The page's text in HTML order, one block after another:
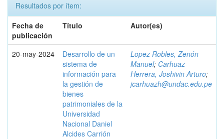
Resultados por ítem:
Fecha de
publicación
Título Autor(es)
20-may-2024
Desarrollo de un
sistema de
información para
la gestión de
bienes
patrimoniales de la
Universidad
Nacional Daniel
Alcides Carrión
Lopez Robles, Zenón
Manuel; Carhuaz
Herrera, Joshivin Arturo;
jcarhuazh@undac.edu.pe